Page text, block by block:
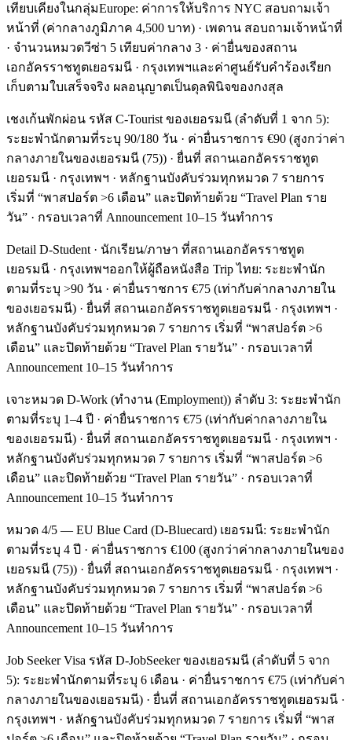
เทียบเคียงในกลุ่มEurope: ค่าการให้บริการ NYC สอบถามเจ้า
หน้าที่ (ค่ากลางภูมิภาค 4,500 บาท) · เพดาน สอบถามเจ้าหน้าที่
· จำนวนหมวดวีซ่า 5 เทียบค่ากลาง 3 · ค่ายื่นของสถาน
เอกอัครราชทูตเยอรมนี · กรุงเทพฯและค่าศูนย์รับคำร้องเรียก
เก็บตามใบเสร็จจริง ผลอนุญาตเป็นดุลพินิจของกงสุล
เชงเก้นพักผ่อน รหัส C-Tourist ของเยอรมนี (ลำดับที่ 1 จาก 5):
ระยะพำนักตามที่ระบุ 90/180 วัน · ค่ายื่นราชการ €90 (สูงกว่าค่า
กลางภายในของเยอรมนี (75)) · ยื่นที่ สถานเอกอัครราชทูต
เยอรมนี · กรุงเทพฯ · หลักฐานบังคับร่วมทุกหมวด 7 รายการ
เริ่มที่ “พาสปอร์ต >6 เดือน” และปิดท้ายด้วย “Travel Plan ราย
วัน” · กรอบเวลาที่ Announcement 10–15 วันทำการ
Detail D-Student · นักเรียน/ภาษา ที่สถานเอกอัครราชทูต
เยอรมนี · กรุงเทพฯออกให้ผู้ถือหนังสือ Trip ไทย: ระยะพำนัก
ตามที่ระบุ >90 วัน · ค่ายื่นราชการ €75 (เท่ากับค่ากลางภายใน
ของเยอรมนี) · ยื่นที่ สถานเอกอัครราชทูตเยอรมนี · กรุงเทพฯ ·
หลักฐานบังคับร่วมทุกหมวด 7 รายการ เริ่มที่ “พาสปอร์ต >6
เดือน” และปิดท้ายด้วย “Travel Plan รายวัน” · กรอบเวลาที่
Announcement 10–15 วันทำการ
เจาะหมวด D-Work (ทำงาน (Employment)) ลำดับ 3: ระยะพำนัก
ตามที่ระบุ 1–4 ปี · ค่ายื่นราชการ €75 (เท่ากับค่ากลางภายใน
ของเยอรมนี) · ยื่นที่ สถานเอกอัครราชทูตเยอรมนี · กรุงเทพฯ ·
หลักฐานบังคับร่วมทุกหมวด 7 รายการ เริ่มที่ “พาสปอร์ต >6
เดือน” และปิดท้ายด้วย “Travel Plan รายวัน” · กรอบเวลาที่
Announcement 10–15 วันทำการ
หมวด 4/5 — EU Blue Card (D-Bluecard) เยอรมนี: ระยะพำนัก
ตามที่ระบุ 4 ปี · ค่ายื่นราชการ €100 (สูงกว่าค่ากลางภายในของ
เยอรมนี (75)) · ยื่นที่ สถานเอกอัครราชทูตเยอรมนี · กรุงเทพฯ ·
หลักฐานบังคับร่วมทุกหมวด 7 รายการ เริ่มที่ “พาสปอร์ต >6
เดือน” และปิดท้ายด้วย “Travel Plan รายวัน” · กรอบเวลาที่
Announcement 10–15 วันทำการ
Job Seeker Visa รหัส D-JobSeeker ของเยอรมนี (ลำดับที่ 5 จาก
5): ระยะพำนักตามที่ระบุ 6 เดือน · ค่ายื่นราชการ €75 (เท่ากับค่า
กลางภายในของเยอรมนี) · ยื่นที่ สถานเอกอัครราชทูตเยอรมนี ·
กรุงเทพฯ · หลักฐานบังคับร่วมทุกหมวด 7 รายการ เริ่มที่ “พาส